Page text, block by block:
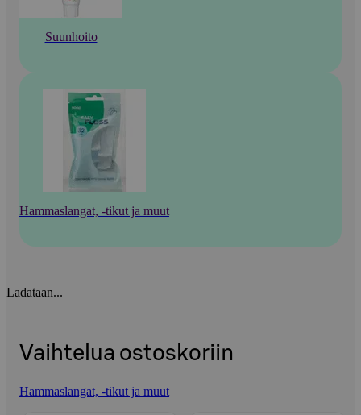
Suunhoito
Hammaslangat, -tikut ja muut
Ladataan...
Vaihtelua ostoskoriin
Hammaslangat, -tikut ja muut